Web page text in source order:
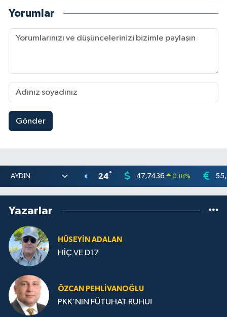
Yorumlar
Gönder
24° 47,7436 0.18%
Yazarlar
HÜSEYIN ADALAN
HİÇ VE D17
ÖZCAN PEHLIVANOĞLU
PKK’NIN FÜTUHAT RUHU!